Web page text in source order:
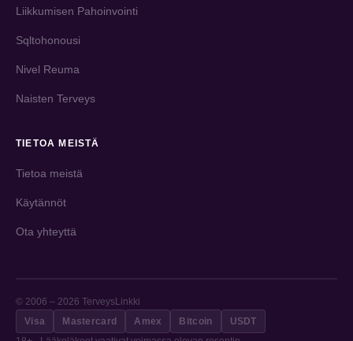
Liikkumisen Pahoinvointi
Sqltohonousi
Nivel Reuma
Naisten Terveys
TIETOA MEISTÄ
Tietoa meistä
Käytännöt
Ota yhteyttä
© 2006 – 2026 TerveysLinkki
Visa
Mastercard Amex Bitcoin
USDT